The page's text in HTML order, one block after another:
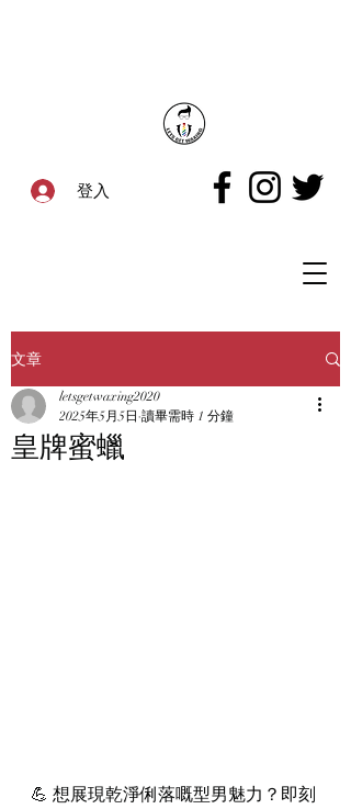
登入
文章
皇牌蜜蠟
letsgetwaxing2020
2025年5月5日 讀畢需時 1 分鐘
💪 想展現乾淨俐落嘅型男魅力？即刻